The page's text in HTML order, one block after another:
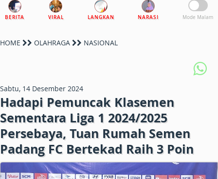
BERITA VIRAL LANGKAN NARASI Mode Malam
HOME OLAHRAGA NASIONAL
Sabtu, 14 Desember 2024
Hadapi Pemuncak Klasemen
Sementara Liga 1 2024/2025
Persebaya, Tuan Rumah Semen
Padang FC Bertekad Raih 3 Poin